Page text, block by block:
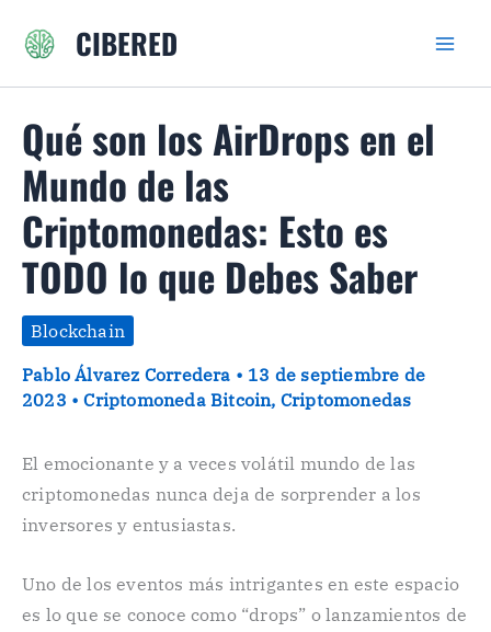
CIBERED
Qué son los AirDrops en el
Mundo de las
Criptomonedas: Esto es
TODO lo que Debes Saber
Blockchain
Pablo Álvarez Corredera • 13 de septiembre de
2023 •Criptomoneda Bitcoin, Criptomonedas
El emocionante y a veces volátil mundo de las
criptomonedas nunca deja de sorprender a los
inversores y entusiastas.
Uno de los eventos más intrigantes en este espacio
es lo que se conoce como “drops” o lanzamientos de